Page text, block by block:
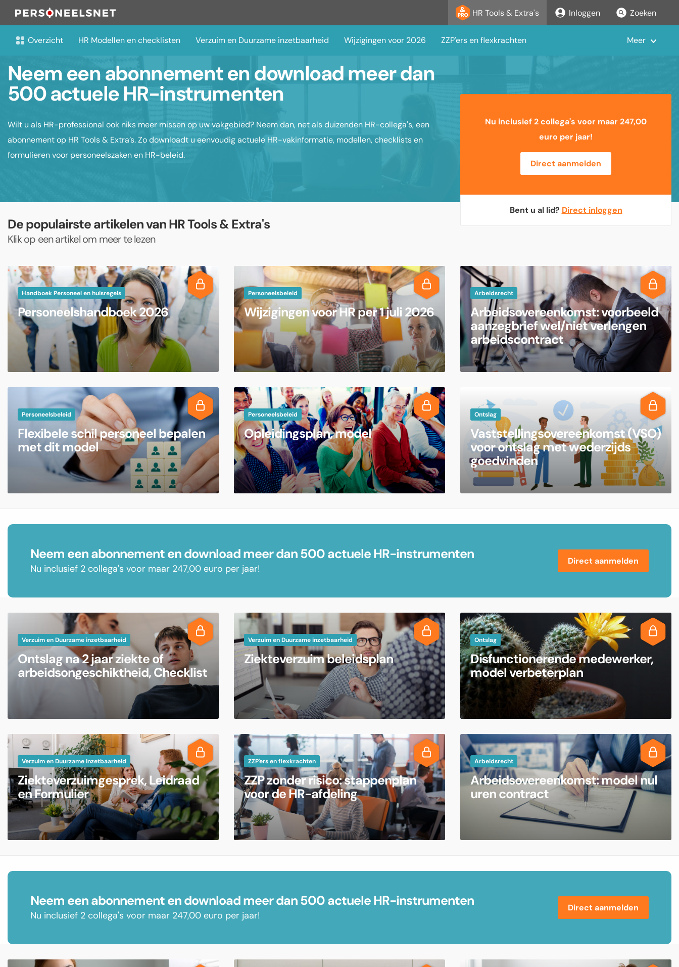
HR Tools & Extra's Inloggen Zoeken
Overzicht HR Modellen en checklisten Verzuim en Duurzame inzetbaarheid Wijzigingen voor 2026 ZZP'ers en flexkrachten Meer
Neem een abonnement en download meer dan
500 actuele HR-instrumenten
Wilt u als HR-professional ook niks meer missen op uw vakgebied? Neem dan, net als duizenden HR-collega's, een
abonnement op HR Tools & Extra’s. Zo downloadt u eenvoudig actuele HR-vakinformatie, modellen, checklists en
formulieren voor personeelszaken en HR-beleid.
Nu inclusief 2 collega's voor maar 247,00
euro per jaar!
Direct aanmelden
Bent u al lid? Direct inloggen
De populairste artikelen van HR Tools & Extra's
Klik op een artikel om meer te lezen
Handboek Personeel en huisregels
Personeelshandboek 2026
Personeelsbeleid
Wijzigingen voor HR per 1 juli 2026
Arbeidsrecht
Arbeidsovereenkomst: voorbeeld
aanzegbrief wel/niet verlengen
arbeidscontract
Personeelsbeleid
Flexibele schil personeel bepalen
met dit model
Personeelsbeleid
Opleidingsplan, model
Ontslag
Vaststellingsovereenkomst (VSO)
voor ontslag met wederzijds
goedvinden
Neem een abonnement en download meer dan 500 actuele HR-instrumenten
Nu inclusief 2 collega's voor maar 247,00 euro per jaar!
Direct aanmelden
Verzuim en Duurzame inzetbaarheid
Ontslag na 2 jaar ziekte of
arbeidsongeschiktheid, Checklist
Verzuim en Duurzame inzetbaarheid
Ziekteverzuim beleidsplan
Ontslag
Disfunctionerende medewerker,
model verbeterplan
Verzuim en Duurzame inzetbaarheid
Ziekteverzuimgesprek, Leidraad
en Formulier
ZZP'ers en flexkrachten
ZZP zonder risico: stappenplan
voor de HR-afdeling
Arbeidsrecht
Arbeidsovereenkomst: model nul
uren contract
Neem een abonnement en download meer dan 500 actuele HR-instrumenten
Nu inclusief 2 collega's voor maar 247,00 euro per jaar!
Direct aanmelden